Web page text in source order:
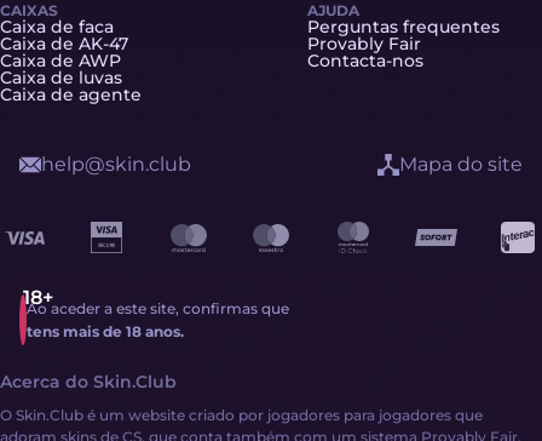
CAIXAS
Caixa de faca
Caixa de AK-47
Caixa de AWP
Caixa de luvas
Caixa de agente
AJUDA
Perguntas frequentes
Provably Fair
Contacta-nos
Ao aceder a este site, confirmas que
tens mais de 18 anos.
help@skin.club Mapa do site
Acerca do Skin.Club
O Skin.Club é um website criado por jogadores para jogadores que
adoram skins de CS, que conta também com um sistema Provably Fair.